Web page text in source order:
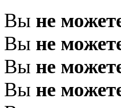
Вы не
Вы не
Вы не
Вы не